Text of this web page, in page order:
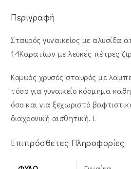
Περιγραφή
Σταυρός γυναικείος με αλυσίδα
14Καρατίων με λευκές πέτρες
Κομψός χρυσός σταυρός με
τόσο για γυναικείο κόσμημα
όσο και για ξεχωριστό
διαχρονική αισθητική. L
Επιπρόσθετες Πληροφορίες